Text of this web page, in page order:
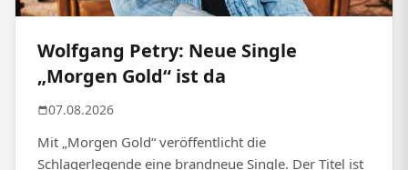
Wolfgang Petry: Neue Single
„Morgen Gold“ ist da
07.08.2026
Mit „Morgen Gold“ veröffentlicht die
Schlagerlegende eine brandneue Single. Der Titel ist